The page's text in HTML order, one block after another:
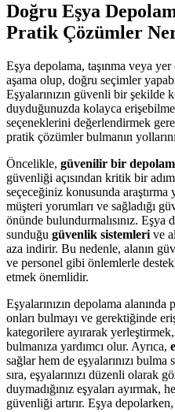
Doğru Eşya
Pratik Çözümler
Eşya depolama, taşınma veya
aşama olup, doğru seçimler
Eşyalarınızın güvenli bir şekilde
duyduğunuzda kolayca
seçeneklerini değerlendirmek
pratik çözümler bulmanın
Öncelikle, güvenilir bir
güvenliği açısından kritik bir
seçeceğiniz konusunda
müşteri yorumları ve sağladığı
önünde bulundurmalısınız. Eşya
sunduğu güvenlik sistemleri ve
aza indirir. Bu nedenle, alanın
ve personel gibi önlemlerle
etmek önemlidir.
Eşyalarınızın depolama
onları bulmayı ve gerektiğinde
kategorilere ayırarak yerleştirmek,
bulmanıza yardımcı olur. Ayrıca,
sağlar hem de eşyalarınızı bulma
sıra, eşyalarınızı düzenli olarak
duymadığınız eşyaları ayırmak,
güvenliği artırır. Eşya